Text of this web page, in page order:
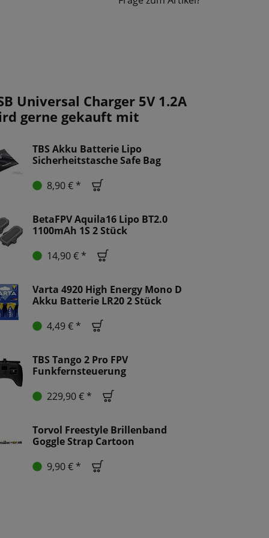
Universal Charger 5V 1.2A
gerne gekauft mit
TBS Akku Batterie Lipo
Sicherheitstasche Safe Bag
8,90 € *
BetaFPV Aquila16 Lipo BT2.0
1100mAh 1S 2 Stück
14,90 € *
Varta 4920 High Energy Mono D
Akku Batterie LR20 2 Stück
4,49 € *
TBS Tango 2 Pro FPV
Funkfernsteuerung
229,90 € *
Torvol Freestyle Brillenband
Goggle Strap Cartoon
9,90 € *